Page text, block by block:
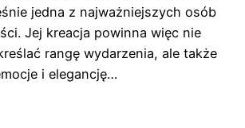
jedna z najważniejszych osób
Jej kreacja powinna więc nie
rangę wydarzenia, ale także
i elegancję…